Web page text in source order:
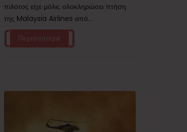
πιλότος είχε μόλις ολοκληρώσει πτήση
της Malaysia Airlines από...
Περισσότερα